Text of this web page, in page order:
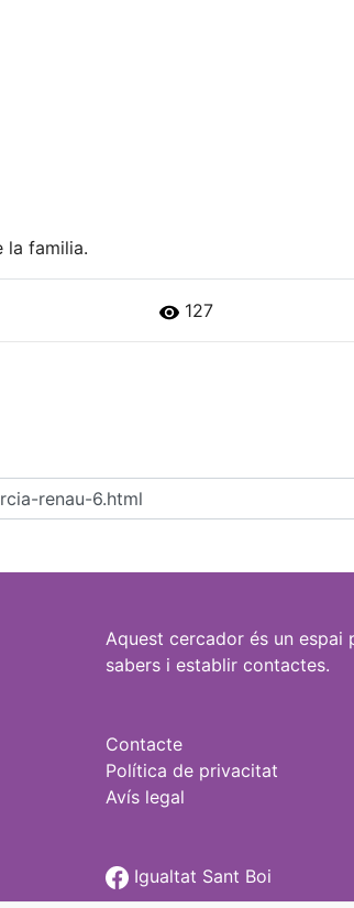
la familia.
127
Aquest cercador és un
sabers i establir contactes.
Contacte
Política de privacitat
Avís legal
Igualtat Sant Boi